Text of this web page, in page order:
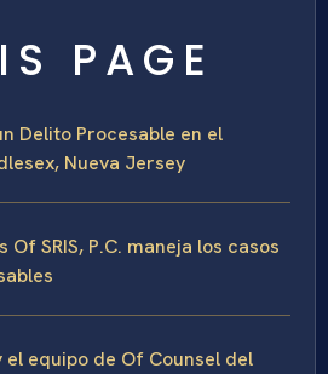
PAGE
Delito Procesable en el
Nueva Jersey
Of SRIS, P.C. maneja los casos
el equipo de Of Counsel del